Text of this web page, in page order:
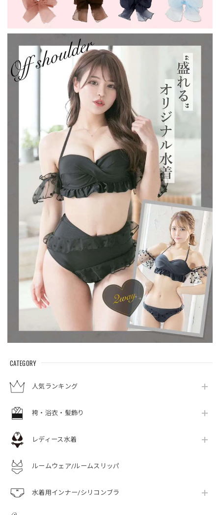
CATEGORY
人気ランキング
袴・浴衣・髪飾り
レディース水着
ルームウェア/ルームスリッパ
水着用インナー/シリコンブラ